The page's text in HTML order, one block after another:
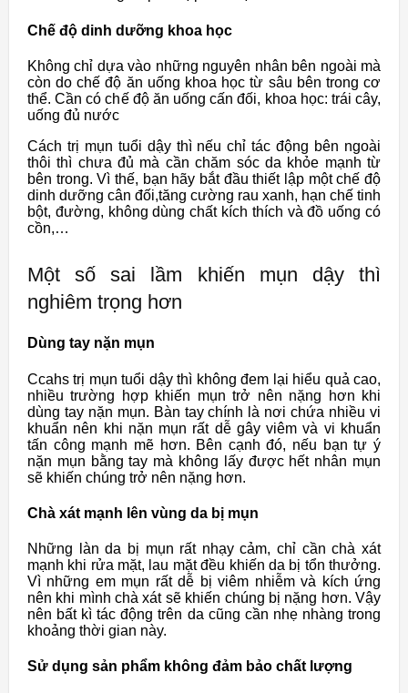
Chế độ dinh dưỡng khoa học
Không chỉ dựa vào những nguyên nhân bên ngoài mà
còn do chế độ ăn uống khoa học từ sâu bên trong cơ
thể. Cần có chế độ ăn uống cấn đối, khoa học: trái cây,
uống đủ nước
Cách trị mụn tuổi dậy thì nếu chỉ tác động bên ngoài
thôi thì chưa đủ mà cần chăm sóc da khỏe mạnh từ
bên trong. Vì thế, bạn hãy bắt đầu thiết lập một chế độ
dinh dưỡng cân đối,tăng cường rau xanh, hạn chế tinh
bột, đường, không dùng chất kích thích và đồ uống có
cồn,…
Một số sai lầm khiến mụn dậy thì
nghiêm trọng hơn
Dùng tay nặn mụn
Ccahs trị mụn tuổi dậy thì không đem lại hiểu quả cao,
nhiều trường hợp khiến mụn trở nên nặng hơn khi
dùng tay nặn mụn. Bàn tay chính là nơi chứa nhiều vi
khuẩn nên khi nặn mụn rất dễ gây viêm và vi khuẩn
tấn công mạnh mẽ hơn. Bên cạnh đó, nếu bạn tự ý
nặn mụn bằng tay mà không lấy được hết nhân mụn
sẽ khiến chúng trở nên nặng hơn.
Chà xát mạnh lên vùng da bị mụn
Những làn da bị mụn rất nhạy cảm, chỉ cần chà xát
mạnh khi rửa mặt, lau mặt đều khiến da bị tổn thưởng.
Vì những em mụn rất dễ bị viêm nhiễm và kích ứng
nên khi mình chà xát sẽ khiến chúng bị nặng hơn. Vậy
nên bất kì tác động trên da cũng cần nhẹ nhàng trong
khoảng thời gian này.
Sử dụng sản phẩm không đảm bảo chất lượng